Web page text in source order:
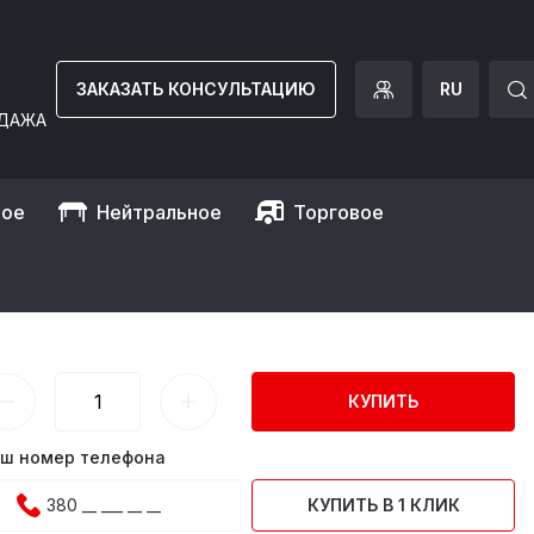
ЗАКАЗАТЬ КОНСУЛЬТАЦИЮ RU
Нейтральное Торговое
КУПИТЬ
номер телефона
КУПИТЬ В 1 КЛИК